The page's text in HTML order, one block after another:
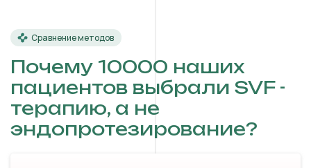
Сравнение методов
Почему 10000 наших
пациентов выбрали SVF -
терапию, а не
эндопротезирование?